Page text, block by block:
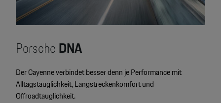
PorscheDNA
Der Cayenne verbindet besser denn je Performance mit
Alltagstauglichkeit, Langstreckenkomfort und
Offroadtauglichkeit.